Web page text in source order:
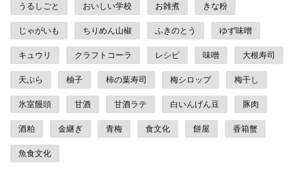
うるしごと おいしい学校 お雑煮 きな粉
じゃがいも ちりめん山椒 ふきのとう ゆず味噌
キュウリ クラフトコーラ レシピ 味噌 大根寿司
天ぷら 柚子 柿の葉寿司 梅シロップ 梅干し
氷室饅頭 甘酒 甘酒ラテ 白いんげん豆 豚肉
酒粕 金継ぎ 青梅 食文化 餅屋 香箱蟹
魚食文化